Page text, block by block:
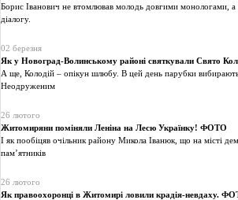
Борис Іванович не втомлював молодь довгими монологами, а
діалогу.
02 березня
Як у Новоград-Волинському районі святкували Свято
А ще, Колодій – опікун шлюбу. В цей день парубки
Неодруженим
26 лютого
Житомиряни поміняли Леніна на Лесю Українку! ФОТО
І як пообіцяв очільник району Микола Іванюк, що на місті
пам’ятників
26 лютого
Як правоохоронці в Житомирі ловили крадія-невдаху.